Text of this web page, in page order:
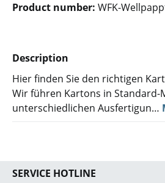
Product number: WFK-
Description
Hier finden Sie den richtigen
Wir führen Kartons in Standard-
unterschiedlichen Ausfertigun…
SERVICE HOTLINE